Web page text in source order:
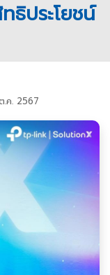
ธิประโยชน์
ค. 2567